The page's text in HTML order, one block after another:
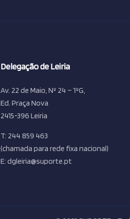
Delegação de Leiria
Av. 22 de Maio, Nº 24 – 1ºG,
Ed. Praça Nova
2415-396 Leiria
T: 244 859 463
(chamada para rede fixa nacional)
E: dgleiria@suporte.pt